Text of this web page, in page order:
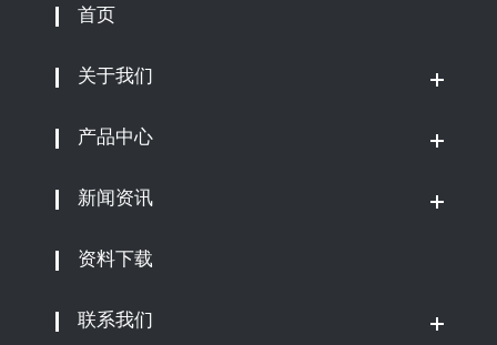
首页
关于我们
产品中心
新闻资讯
资料下载
联系我们